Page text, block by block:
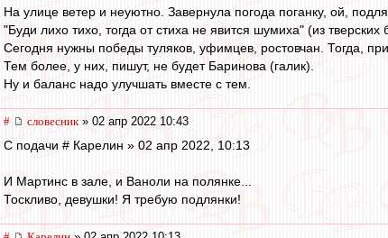
На улице ветер и неуютно. Завернула погода поганку, ой,
"Буди лихо тихо, тогда от стиха не явится шумиха" (из тверских
Сегодня нужны победы туляков, уфимцев, ростовчан. Тогда,
Тем более, у них, пишут, не будет Баринова (галик).
Ну и баланс надо улучшать вместе с тем.
# словесник » 02 апр 2022 10:43
С подачи # Карелин » 02 апр 2022, 10:13
И Мартинс в зале, и Ваноли на полянке...
Тоскливо, девушки! Я требую подлянки!